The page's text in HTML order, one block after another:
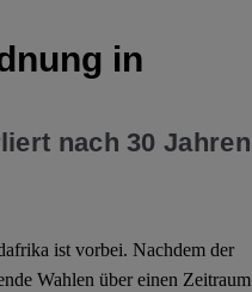
in
nach 30 Jahren
ist vorbei. Nachdem der
Wahlen über einen Zeitraum